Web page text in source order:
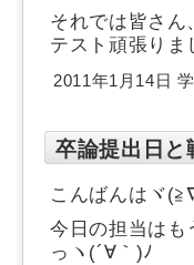
それでは皆さん
テスト頑張りま
2011年1月14日
卒論提出日と
こんばんはヾ
今日の担当は
っヽ(´∀｀)ﾉ